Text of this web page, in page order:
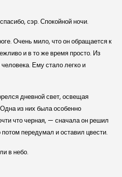
сэр. Спокойной ночи.
Очень мило, что он обращается к
и в то же время просто. Из
Ему стало легко и
дневной свет, освещая
из них была особенно
что черная, — сначала он решил
передумал и оставил цвести.
в небо.